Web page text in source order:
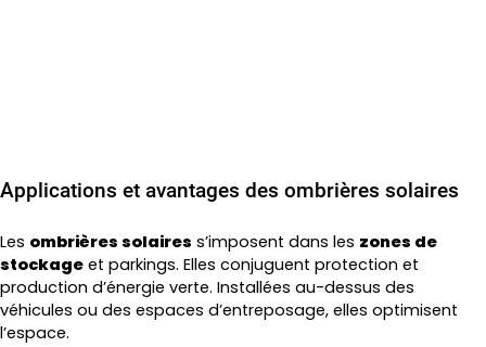
Applications et avantages des ombrières solaires
Les ombrières solaires s’imposent dans les zones de
stockage et parkings. Elles conjuguent protection et
production d’énergie verte. Installées au-dessus des
véhicules ou des espaces d’entreposage, elles optimisent
l’espace.